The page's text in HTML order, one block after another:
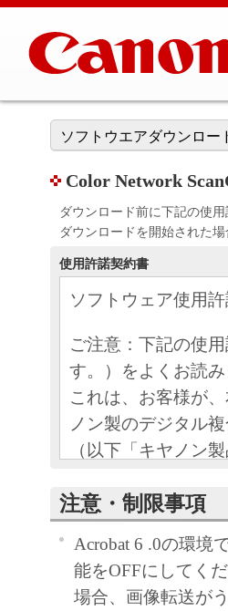
ソフトウエアダウンロー
Color Network
ダウンロード前に下記の使
ダウンロードを開始された
使用許諾契約書
ソフトウェア使用
ご注意：下記の使
す。）をよくお読み
これは、お客様が
ノン製のデジタル
（以下「キヤノン
以下「本ソフトウ
す。）との間の契
お客様は、『同意
注意・制限事項
Acrobat 6 .0の環境
能をOFFにしてく
場合、画像転送が